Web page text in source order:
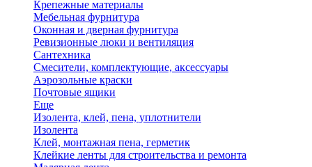
Крепежные материалы
Мебельная фурнитура
Оконная и дверная фурнитура
Ревизионные люки и вентиляция
Сантехника
Смесители, комплектующие, аксессуары
Аэрозольные краски
Почтовые ящики
Еще
Изолента, клей, пена, уплотнители
Изолента
Клей, монтажная пена, герметик
Клейкие ленты для строительства и ремонта